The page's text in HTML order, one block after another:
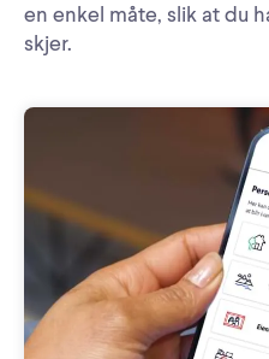
en enkel måte, slik at du
skjer.